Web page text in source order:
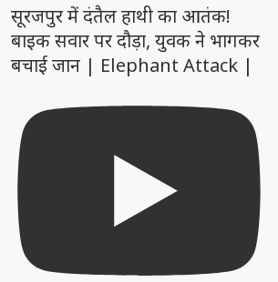
सूरजपुर में दंतैल हाथी का आतंक!
बाइक सवार पर दौड़ा, युवक ने भागकर
बचाई जान | Elephant Attack |